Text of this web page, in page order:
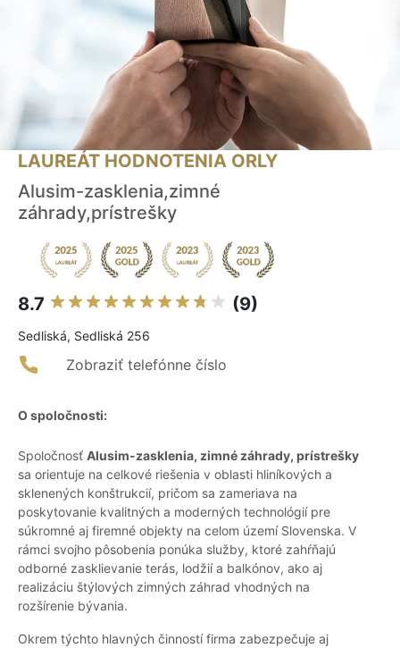
LAUREÁT HODNOTENIA ORLY
Alusim-zasklenia,zimné
záhrady,prístrešky
8.7 (9)
Sedliská, Sedliská 256
Zobraziť telefónne číslo
O spoločnosti:
Spoločnosť Alusim-zasklenia, zimné záhrady, prístrešky
sa orientuje na celkové riešenia v oblasti hliníkových a
sklenených konštrukcií, pričom sa zameriava na
poskytovanie kvalitných a moderných technológií pre
súkromné aj firemné objekty na celom území Slovenska. V
rámci svojho pôsobenia ponúka služby, ktoré zahŕňajú
odborné zasklievanie terás, lodžií a balkónov, ako aj
realizáciu štýlových zimných záhrad vhodných na
rozšírenie bývania.
Okrem týchto hlavných činností firma zabezpečuje aj